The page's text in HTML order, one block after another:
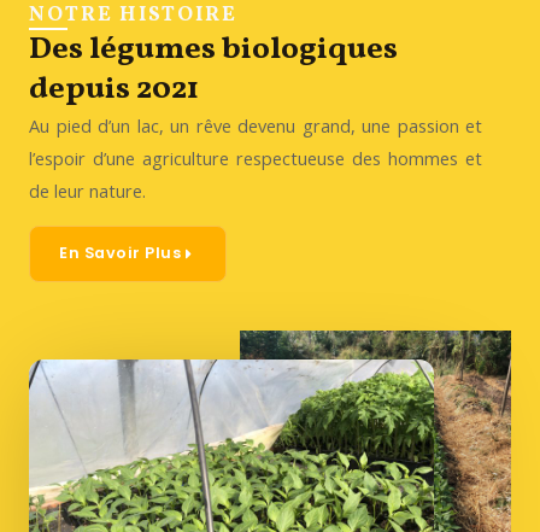
NOTRE HISTOIRE
Des légumes biologiques
depuis 2021
Au pied d’un lac, un rêve devenu grand, une passion et
l’espoir d’une agriculture respectueuse des hommes et
de leur nature.
En Savoir Plus